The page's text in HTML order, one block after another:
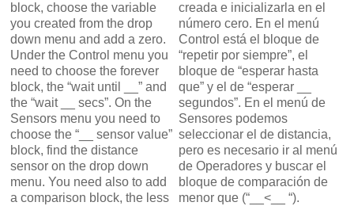
block, choose the variable
you created from the drop
down menu and add a zero.
Under the Control menu you
need to choose the forever
block, the “wait until __” and
the “wait __ secs”. On the
Sensors menu you need to
choose the “__ sensor value”
block, find the distance
sensor on the drop down
menu. You need also to add
a comparison block, the less
creada e inicializarla en el
número cero. En el menú
Control está el bloque de
“repetir por siempre”, el
bloque de “esperar hasta
que” y el de “esperar __
segundos”. En el menú de
Sensores podemos
seleccionar el de distancia,
pero es necesario ir al menú
de Operadores y buscar el
bloque de comparación de
menor que (“__<__ “).